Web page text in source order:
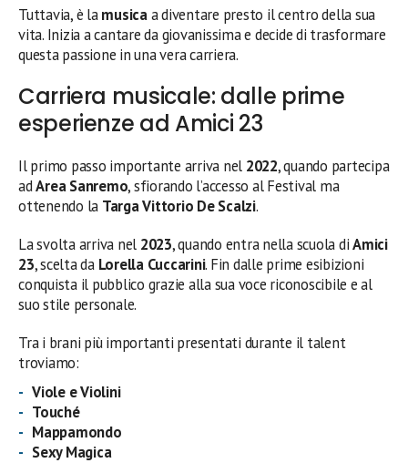
Tuttavia, è lamusicaa diventare presto il centro della sua
vita. Inizia a cantare da giovanissima e decide di trasformare
questa passione in una vera carriera.
Carriera musicale: dalle prime
esperienze ad Amici 23
Il primo passo importante arriva nel 2022, quando partecipa
adArea Sanremo, sfiorando l’accesso al Festival ma
ottenendo la Targa Vittorio De Scalzi.
La svolta arriva nel 2023, quando entra nella scuola diAmici
23, scelta da Lorella Cuccarini. Fin dalle prime esibizioni
conquista il pubblico grazie alla sua voce riconoscibile e al
suo stile personale.
Tra i brani più importanti presentati durante il talent
troviamo:
Viole e Violini
Touché
Mappamondo
Sexy Magica